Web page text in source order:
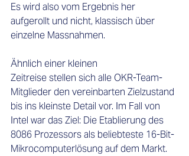
Es wird also vom Ergebnis her
aufgerollt und nicht, klassisch über
einzelne Massnahmen.
Ähnlich einer kleinen
Zeitreise stellen sich alle OKR-Team-
Mitglieder den vereinbarten Zielzustand
bis ins kleinste Detail vor. Im Fall von
Intel war das Ziel: Die Etablierung des
8086 Prozessors als beliebteste 16-Bit-
Mikrocomputerlösung auf dem Markt.